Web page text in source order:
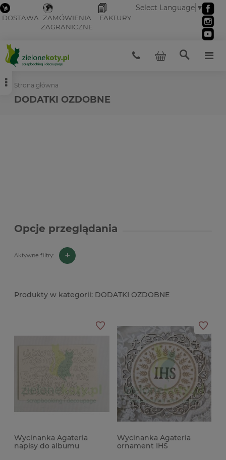
DOSTAWA ZAMÓWIENIA
ZAGRANICZNE
FAKTURY
Select Language ▼
Strona główna
DODATKI OZDOBNE
Opcje przeglądania
Aktywne filtry: +
DODATKI OZDOBNE
Wycinanka Agateria
napisy do albumu
Wycinanka Agateria
ornament IHS